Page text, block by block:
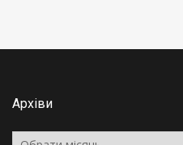
Архіви
Архіви